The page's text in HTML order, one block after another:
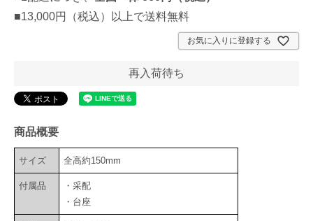
■13,000円（税込）以上で送料無料
お気に入りに登録する
再入荷待ち
商品概要
サイズ 全高約150mm
付属品
・采配
・台座